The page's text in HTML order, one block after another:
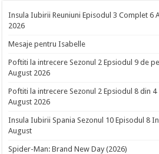
Insula Iubirii Reuniuni Episodul 3 Complet 6
2026
Mesaje pentru Isabelle
Poftiti la intrecere Sezonul 2 Epsiodul 9 de
August 2026
Poftiti la intrecere Sezonul 2 Epsiodul 8 din 4
August 2026
Insula Iubirii Spania Sezonul 10 Episodul 8
August
Spider-Man: Brand New Day (2026)